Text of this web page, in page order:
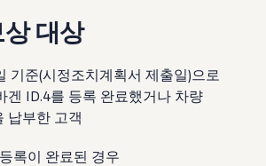
대상
기준(시정조치계획서 제출일)으로
겐 ID.4를 등록 완료했거나 차량
납부한 고객
록이 완료된 경우